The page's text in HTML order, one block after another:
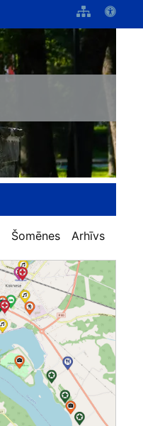
Šomēnes Arhīvs